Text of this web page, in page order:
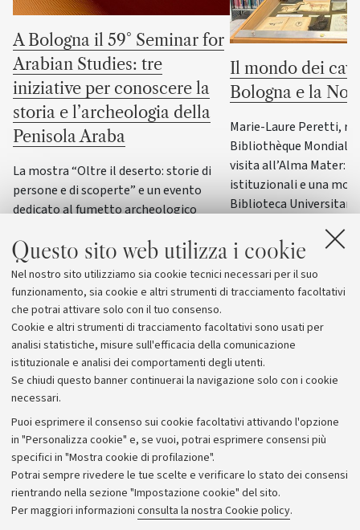
Questo sito web utilizza i cookie
Nel nostro sito utilizziamo sia cookie tecnici necessari per il suo
funzionamento, sia cookie e altri strumenti di tracciamento facoltativi
che potrai attivare solo con il tuo consenso.
Cookie e altri strumenti di tracciamento facoltativi sono usati per
analisi statistiche, misure sull'efficacia della comunicazione
istituzionale e analisi dei comportamenti degli utenti.
Se chiudi questo banner continuerai la navigazione solo con i cookie
necessari.
Puoi esprimere il consenso sui cookie facoltativi attivando l'opzione
in "Personalizza cookie" e, se vuoi, potrai esprimere consensi più
specifici in "Mostra cookie di profilazione".
Potrai sempre rivedere le tue scelte e verificare lo stato dei consensi
rientrando nella sezione "Impostazione cookie" del sito.
Per maggiori informazioni consulta la nostra Cookie policy.
A Bologna il 59° Seminar for
Arabian Studies: tre
iniziative per conoscere la
storia e l’archeologia della
Penisola Araba
La mostra “Oltre il deserto: storie di
persone e di scoperte” e un evento
dedicato al fumetto archeologico
convegno internazionale di
archeologia e storia della Penisola
Araba
Il mondo dei
Bologna e la
Marie-Laure Peretti,
Bibliothèque Mondiale
visita all’Alma Mater:
istituzionali e una
Biblioteca
Italia
Archivio
Comunicati stampa
Redazione
Rassegna stampa